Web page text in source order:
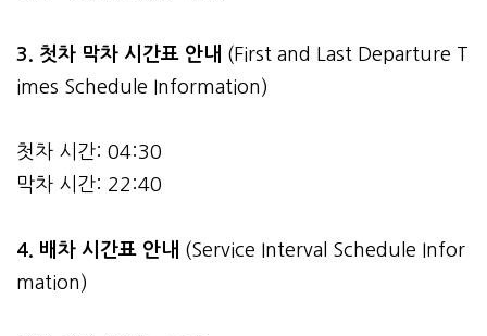
3. 첫차 막차 시간표 안내 (First and Last Departure T
imes Schedule Information)
첫차 시간: 04:30
막차 시간: 22:40
4. 배차 시간표 안내 (Service Interval Schedule Infor
mation)